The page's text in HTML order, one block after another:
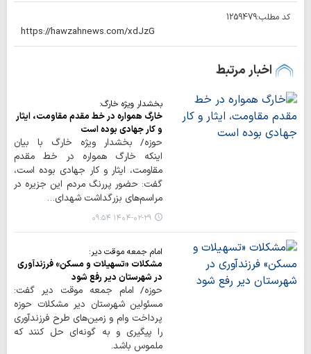
کد مطلب:1259479
اخبار مرتبط
بخشدار ویژه خارگ:
خارگ همواره در خط مقدم مقاومت، ایثار
و کار جهادی بوده است
حوزه/ بخشدار ویژه خارگ با بیان
اینکه خارگ همواره در خط مقدم
مقاومت، ایثار و کار جهادی بوده است،
گفت: حضور پررنگ مردم این جزیره در
مراسم‌های بزرگداشت شهدای…
۱۴۰۴-۰۲-۲۹ ۰۹:۵۴
امام جمعه موقت دیر:
مشکلات «تسهیلات و مسکن» فرزندآوری
در شهرستان دیر رفع شود
حوزه/ امام جمعه موقت دیر گفت:
مسئولین شهرستان دیر مشکلات حوزه
پرداخت وام و زمین‌های طرح فرزندآوری
را پیگیری و به گونه‌ای حل کنند که
ملموس باشد.